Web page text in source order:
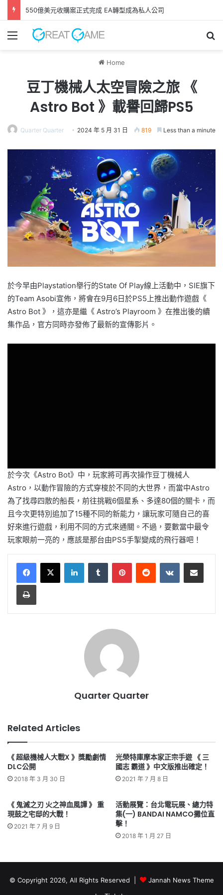
550億美元收購案正式完成 EA轉型成為私人公司
Menu
Home
豆丁機械人太空冒險之旅 《
Astro Bot 》載譽回歸PS5
Quarter Quarter 2024 年 5 月 31 日 819 Less than a minute
於今早由Playstation舉行的State Of Play線上活動中，SIE旗下
的Team Asobi宣佈，將會在9月6日於PS5上推出動作遊戲《
Astro Bot 》，這亦是繼《 Astro’s Playroom 》在推出後的續
集作品，官方同時亦發佈了最新的宣傳影片。
於今次《Astro Bot》中，玩家將可再次操作豆丁機械人
Astro，以動作冒險的方式穿梭於不同的大世界，而當中Astro
為了找尋四散的船長，前往挑戰6個星系、多達80個的關卡，而
且今次更特別追加了15種不同的新能力，讓玩家可隨自己的喜
好來進行遊戲，利用不同的方式來通關。不過，要數當中最令
玩家眼前一亮的，應該是那台由PS5手掣變成的飛行器吧！
LinkedInTumblr PinterestReddit VKontakteShare via Email
Print
Quarter Quarter
Related Articles
《 超級機械人大戰X 》獎勵劇情
DLC公開
2018 年 3 月 30 日
光榮特庫摩本家正宗手遊 《 三
國志 霸道 》中文版推出確定！
2021 年 7 月 8 日
《 鬼滅之刃 火之神血風譚 》 重
現鼓之宅邸的大戰！
2021 年 7 月 9 日
活動展覽：台北電玩展、總力特
集(一) BANDAI NAMCO攤位直
擊！
2018 年 1 月 27 日
© Copyright 2026, All Rights Reserved |
Jannah News Theme